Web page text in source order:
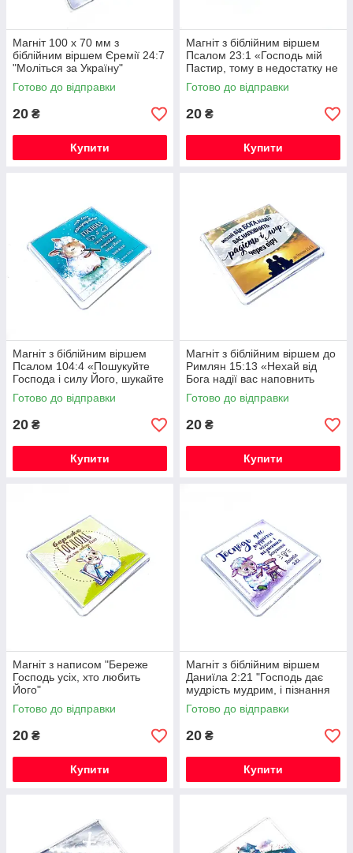
Магніт 100 х 70 мм з
біблійним віршем Єремії 24:7
"Моліться за Україну"
Готово до відправки
20 ₴
Купити
Магніт з біблійним віршем
Псалом 23:1 «Господь мій
Пастир, тому в недостатку не
буду!»
Готово до відправки
20 ₴
Купити
Магніт з біблійним віршем
Псалом 104:4 «Пошукуйте
Господа і силу Його, шукайте
лице Його завжди!»
Готово до відправки
20 ₴
Купити
Магніт з біблійним віршем до
Римлян 15:13 «Нехай від
Бога надії вас наповнить
радість і мир через віру!»
Готово до відправки
20 ₴
Купити
Магніт з написом "Береже
Господь усіх, хто любить
Його"
Готово до відправки
20 ₴
Купити
Магніт з біблійним віршем
Даниїла 2:21 "Господь дає
мудрість мудрим, і пізнання
розумним!»
Готово до відправки
20 ₴
Купити